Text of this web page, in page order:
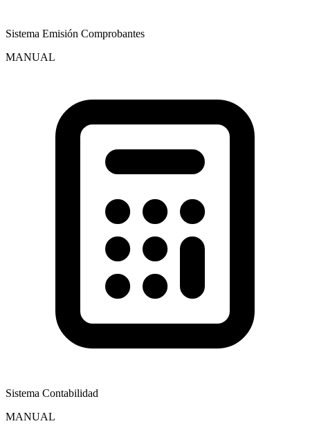
Sistema Emisión Comprobantes
MANUAL
Sistema Contabilidad
MANUAL